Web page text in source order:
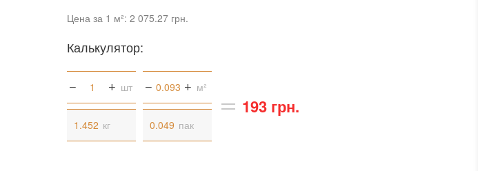
Цена за 1 м²: 2 075.27 грн.
Калькулятор:
шт м²
кг пак
193 грн.